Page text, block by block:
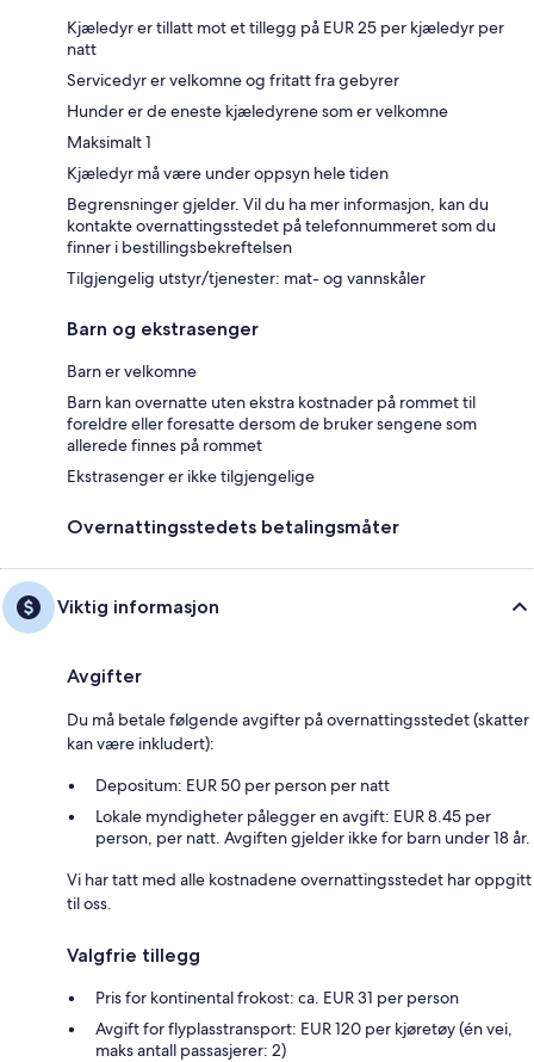
Kjæledyr er tillatt mot et tillegg på EUR 25 per kjæledyr per
natt
Servicedyr er velkomne og fritatt fra gebyrer
Hunder er de eneste kjæledyrene som er velkomne
Maksimalt 1
Kjæledyr må være under oppsyn hele tiden
Begrensninger gjelder. Vil du ha mer informasjon, kan du
kontakte overnattingsstedet på telefonnummeret som du
finner i bestillingsbekreftelsen
Tilgjengelig utstyr/tjenester: mat- og vannskåler
Barn og ekstrasenger
Barn er velkomne
Barn kan overnatte uten ekstra kostnader på rommet til
foreldre eller foresatte dersom de bruker sengene som
allerede finnes på rommet
Ekstrasenger er ikke tilgjengelige
Overnattingsstedets betalingsmåter
Viktig informasjon
Avgifter
Du må betale følgende avgifter på overnattingsstedet (skatter
kan være inkludert):
Depositum: EUR 50 per person per natt
Lokale myndigheter pålegger en avgift: EUR 8.45 per
person, per natt. Avgiften gjelder ikke for barn under 18 år.
Vi har tatt med alle kostnadene overnattingsstedet har oppgitt
til oss.
Valgfrie tillegg
Pris for kontinental frokost: ca. EUR 31 per person
Avgift for flyplasstransport: EUR 120 per kjøretøy (én vei,
maks antall passasjerer: 2)